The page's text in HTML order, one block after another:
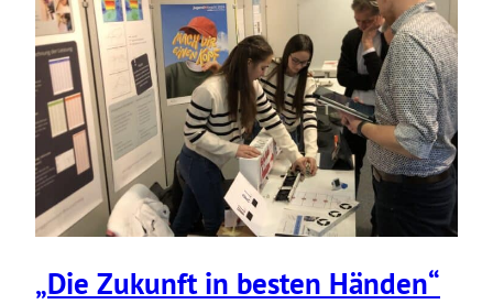
„Die Zukunft in besten Händen“